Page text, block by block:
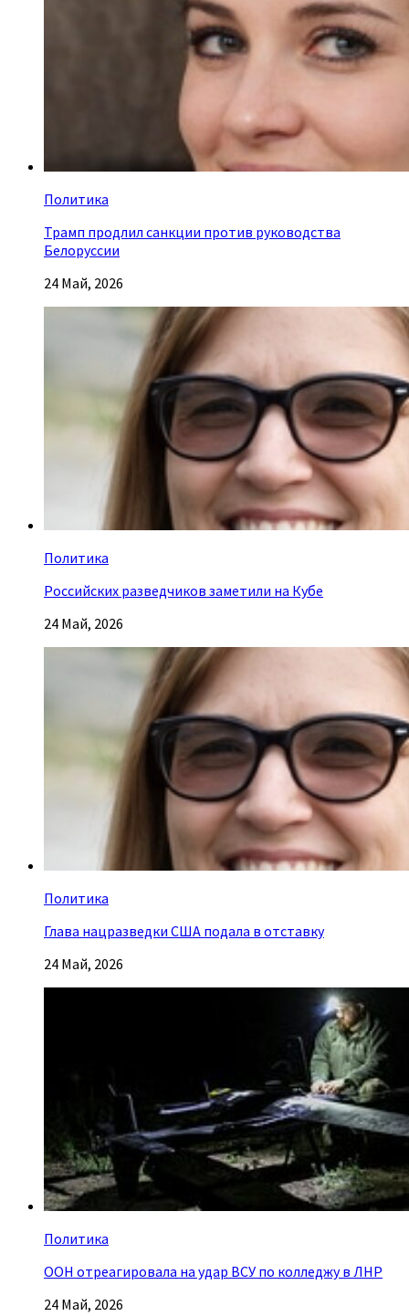
Политика
Трамп продлил санкции против руководства
Белоруссии
24 Май, 2026
Политика
Российских разведчиков заметили на Кубе
24 Май, 2026
Политика
Глава нацразведки США подала в отставку
24 Май, 2026
Политика
ООН отреагировала на удар ВСУ по колледжу в ЛНР
24 Май, 2026